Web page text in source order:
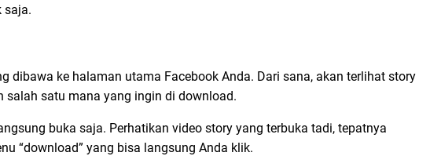
saja.
dibawa ke halaman utama Facebook Anda. Dari sana, akan terlihat story
salah satu mana yang ingin di download.
buka saja. Perhatikan video story yang terbuka tadi, tepatnya
“download” yang bisa langsung Anda klik.